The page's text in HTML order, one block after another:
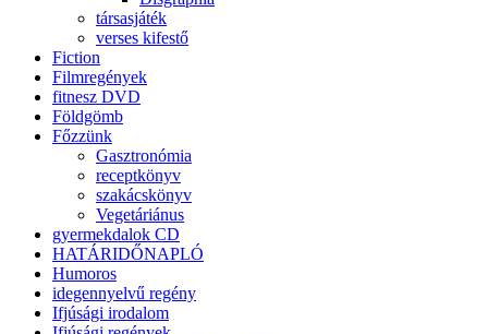
társasjáték
verses kifestő
Fiction
Filmregények
fitnesz DVD
Földgömb
Főzzünk
Gasztronómia
receptkönyv
szakácskönyv
Vegetáriánus
gyermekdalok CD
HATÁRIDŐNAPLÓ
Humoros
idegennyelvű regény
Ifjúsági irodalom